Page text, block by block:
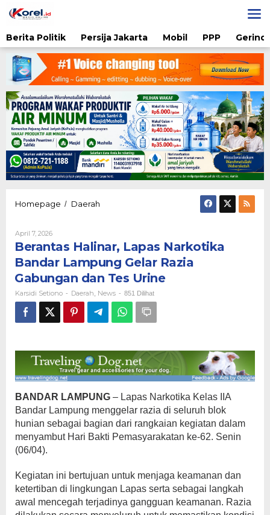
ke
Berita Politik
Persija Jakarta Mobil PPP
Homepage / Daerah
Bandar
Lampung
Gelar
Razia
Gabungan
dan
Tes
Urine
April 7, 2026Oleh
Setiono
Berantas Halinar, Lapas Narkotika
Bandar Lampung Gelar Razia
Gabungan dan Tes Urine
Karsidi Setiono - Daerah News - 851 Dilihat
BANDAR LAMPUNG – Lapas Narkotika Kelas IIA
Bandar Lampung menggelar razia di seluruh blok
hunian sebagai bagian dari rangkaian kegiatan dalam
menyambut Hari Bakti Pemasyarakatan ke-62. Senin
(06/04).
Kegiatan ini bertujuan untuk menjaga keamanan dan
ketertiban di lingkungan Lapas serta sebagai langkah
awal mencegah terjadinya gangguan keamanan. Razia